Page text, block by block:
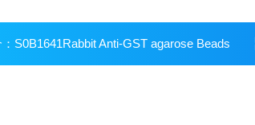
S0B1641Rabbit Anti-GST agarose Beads